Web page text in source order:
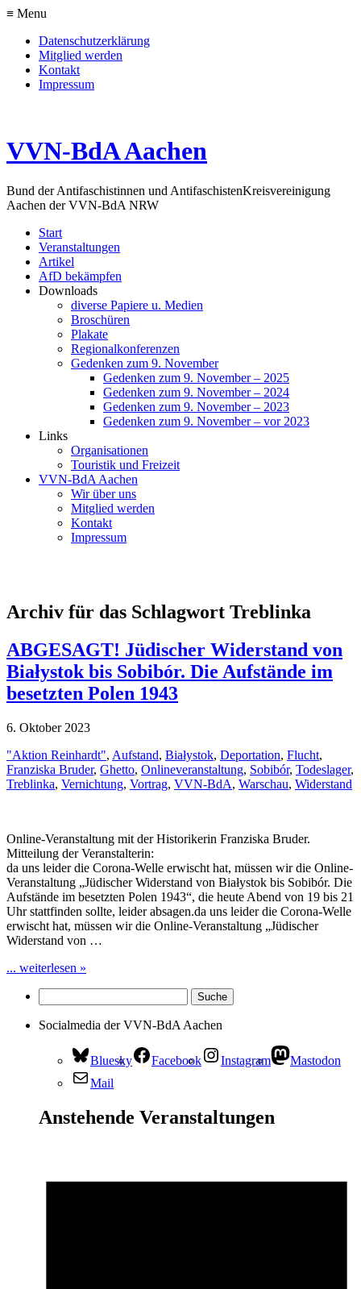
≡ Menu
Datenschutzerklärung
Mitglied werden
Kontakt
Impressum
VVN-BdA Aachen
Bund der Antifaschistinnen und AntifaschistenKreisvereinigung
Aachen der VVN-BdA NRW
Start
Veranstaltungen
Artikel
AfD bekämpfen
Downloads
diverse Papiere u. Medien
Broschüren
Plakate
Regionalkonferenzen
Gedenken zum 9. November
Gedenken zum 9. November – 2025
Gedenken zum 9. November – 2024
Gedenken zum 9. November – 2023
Gedenken zum 9. November – vor 2023
Links
Organisationen
Touristik und Freizeit
VVN-BdA Aachen
Wir über uns
Mitglied werden
Kontakt
Impressum
Archiv für das Schlagwort Treblinka
ABGESAGT! Jüdischer Widerstand von
Białystok bis Sobibór. Die Aufstände im
besetzten Polen 1943
6. Oktober 2023
"Aktion Reinhardt", Aufstand, Białystok, Deportation, Flucht,
Franziska Bruder, Ghetto, Onlineveranstaltung, Sobibór, Todeslager,
Treblinka, Vernichtung, Vortrag, VVN-BdA, Warschau, Widerstand
Online-Veranstaltung mit der Historikerin Franziska Bruder.
Mitteilung der Veranstalterin:
da uns leider die Corona-Welle erwischt hat, müssen wir die Online-
Veranstaltung „Jüdischer Widerstand von Białystok bis Sobibór. Die
Aufstände im besetzten Polen 1943“, die heute Abend von 19 bis 21
Uhr stattfinden sollte, leider absagen.da uns leider die Corona-Welle
erwischt hat, müssen wir die Online-Veranstaltung „Jüdischer
Widerstand von …
... weiterlesen »
Socialmedia der VVN-BdA Aachen
Bluesky Facebook Instagram
Mastodon
Mail
Anstehende Veranstaltungen